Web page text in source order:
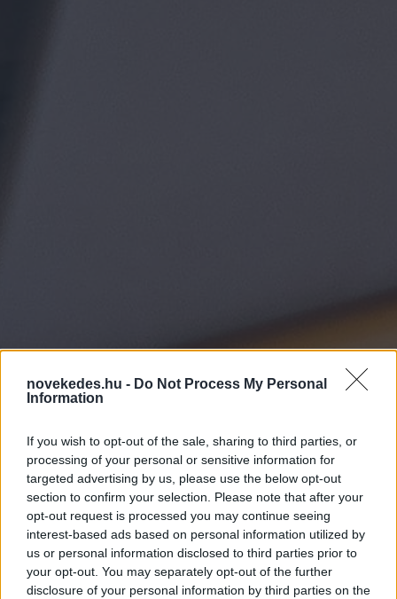
novekedes.hu - Do Not Process My Personal
Information
If you wish to opt-out of the sale, sharing to third parties, or
processing of your personal or sensitive information for
targeted advertising by us, please use the below opt-out
section to confirm your selection. Please note that after your
opt-out request is processed you may continue seeing
interest-based ads based on personal information utilized by
us or personal information disclosed to third parties prior to
your opt-out. You may separately opt-out of the further
disclosure of your personal information by third parties on the
Hogyan vállalkozik a Z
generáció?
VÁLLALKOZÁS 2026. JÚN. 24. NÖVEKEDÉS.HU